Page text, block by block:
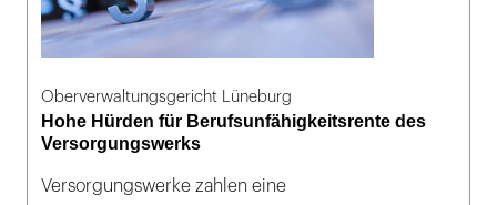
Oberverwaltungsgericht Lüneburg
Hohe Hürden für Berufsunfähigkeitsrente des
Versorgungswerks
Versorgungswerke zahlen eine